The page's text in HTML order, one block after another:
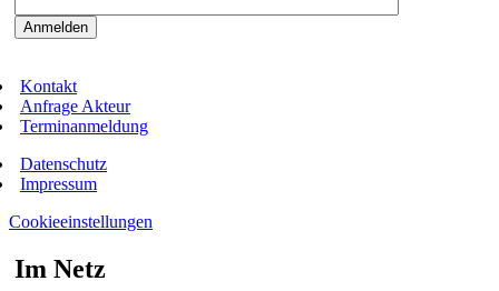
Kontakt
Anfrage Akteur
Terminanmeldung
Datenschutz
Impressum
Cookieeinstellungen
Im Netz